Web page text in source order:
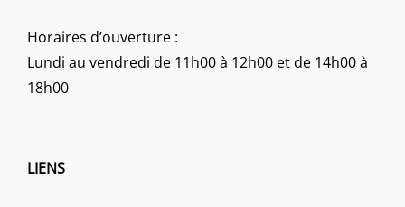
Horaires d’ouverture :
Lundi au vendredi de 11h00 à 12h00 et de 14h00 à
18h00
LIENS